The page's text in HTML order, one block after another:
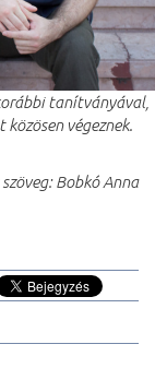
tanítványával,
végeznek.
Bobkó Anna